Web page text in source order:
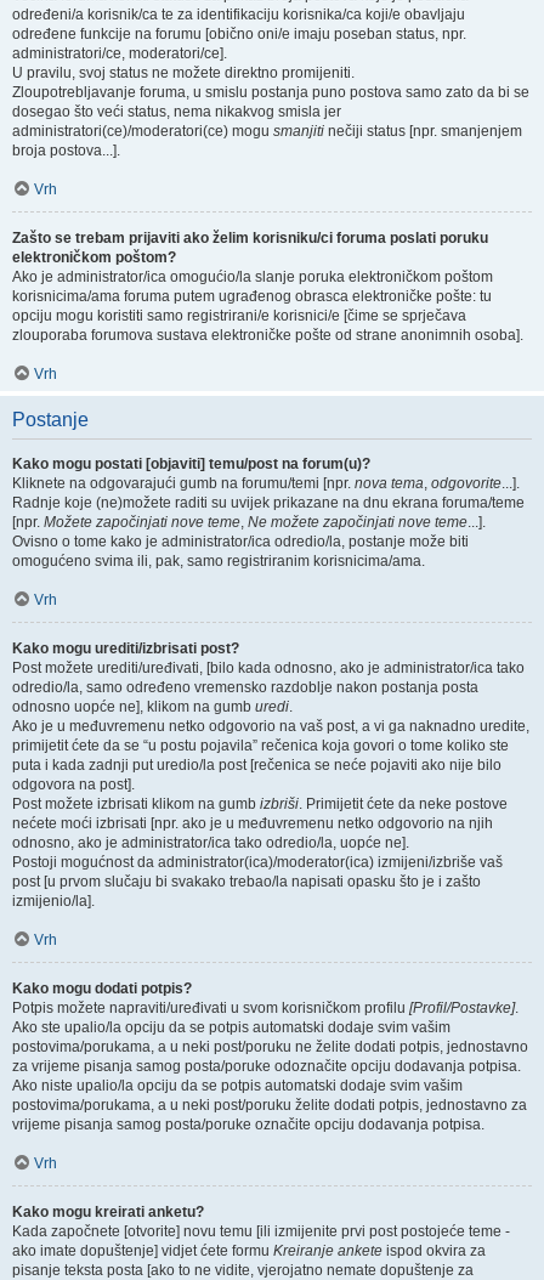
određeni/a korisnik/ca te za identifikaciju korisnika/ca koji/e obavljaju
određene funkcije na forumu [obično oni/e imaju poseban status, npr.
administratori/ce, moderatori/ce].
U pravilu, svoj status ne možete direktno promijeniti.
Zloupotrebljavanje foruma, u smislu postanja puno postova samo zato da bi se
dosegao što veći status, nema nikakvog smisla jer
administratori(ce)/moderatori(ce) mogu smanjiti nečiji status [npr. smanjenjem
broja postova...].
Vrh
Zašto se trebam prijaviti ako želim korisniku/ci foruma poslati poruku
elektroničkom poštom?
Ako je administrator/ica omogućio/la slanje poruka elektroničkom poštom
korisnicima/ama foruma putem ugrađenog obrasca elektroničke pošte: tu
opciju mogu koristiti samo registrirani/e korisnici/e [čime se sprječava
zlouporaba forumova sustava elektroničke pošte od strane anonimnih osoba].
Vrh
Postanje
Kako mogu postati [objaviti] temu/post na forum(u)?
Kliknete na odgovarajući gumb na forumu/temi [npr. nova tema, odgovorite...].
Radnje koje (ne)možete raditi su uvijek prikazane na dnu ekrana foruma/teme
[npr. Možete započinjati nove teme, Ne možete započinjati nove teme...].
Ovisno o tome kako je administrator/ica odredio/la, postanje može biti
omogućeno svima ili, pak, samo registriranim korisnicima/ama.
Vrh
Kako mogu urediti/izbrisati post?
Post možete urediti/uređivati, [bilo kada odnosno, ako je administrator/ica tako
odredio/la, samo određeno vremensko razdoblje nakon postanja posta
odnosno uopće ne], klikom na gumb uredi.
Ako je u međuvremenu netko odgovorio na vaš post, a vi ga naknadno uredite,
primijetit ćete da se “u postu pojavila” rečenica koja govori o tome koliko ste
puta i kada zadnji put uredio/la post [rečenica se neće pojaviti ako nije bilo
odgovora na post].
Post možete izbrisati klikom na gumb izbriši. Primijetit ćete da neke postove
nećete moći izbrisati [npr. ako je u međuvremenu netko odgovorio na njih
odnosno, ako je administrator/ica tako odredio/la, uopće ne].
Postoji mogućnost da administrator(ica)/moderator(ica) izmijeni/izbriše vaš
post [u prvom slučaju bi svakako trebao/la napisati opasku što je i zašto
izmijenio/la].
Vrh
Kako mogu dodati potpis?
Potpis možete napraviti/uređivati u svom korisničkom profilu [Profil/Postavke].
Ako ste upalio/la opciju da se potpis automatski dodaje svim vašim
postovima/porukama, a u neki post/poruku ne želite dodati potpis, jednostavno
za vrijeme pisanja samog posta/poruke odoznačite opciju dodavanja potpisa.
Ako niste upalio/la opciju da se potpis automatski dodaje svim vašim
postovima/porukama, a u neki post/poruku želite dodati potpis, jednostavno za
vrijeme pisanja samog posta/poruke označite opciju dodavanja potpisa.
Vrh
Kako mogu kreirati anketu?
Kada započnete [otvorite] novu temu [ili izmijenite prvi post postojeće teme -
ako imate dopuštenje] vidjet ćete formu Kreiranje ankete ispod okvira za
pisanje teksta posta [ako to ne vidite, vjerojatno nemate dopuštenje za